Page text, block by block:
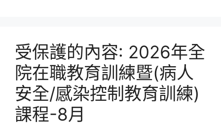
受保護的內容: 2026年全
院在職教育訓練暨(病人
安全/感染控制教育訓練)
課程-8月